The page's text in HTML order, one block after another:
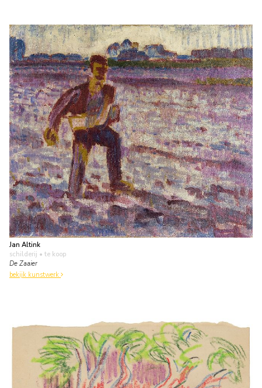
Jan Altink
schilderij • te koop
De Zaaier
bekijk kunstwerk